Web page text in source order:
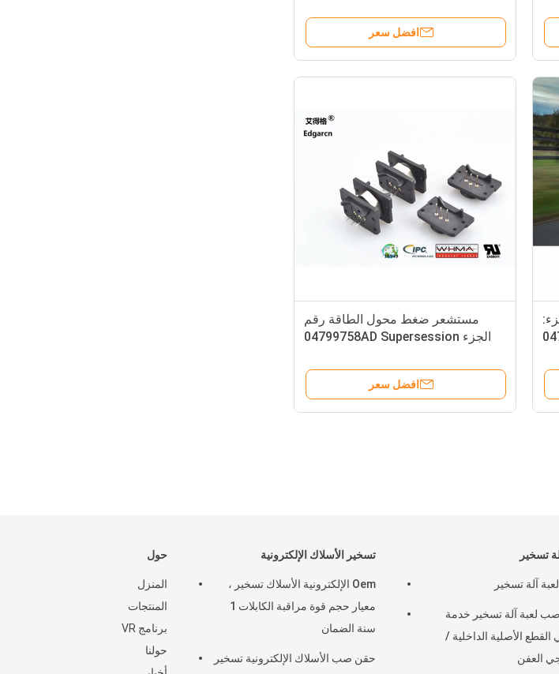
افضل سعر
مستشعر ضغط محول الطاقة رقم
الجزء 04799758AD Supersession
افضل سعر
حول
المنزل
المنتجات
برنامج VR
حولنا
تسخير الأسلاك الإلكترونية
Oem الإلكترونية الأسلاك تسخير ،
معيار حجم قوة مراقبة الكابلات 1
سنة الضمان
حقن صب الأسلاك الإلكترونية تسخير
تسخير
آلة تسخير
لعبة آلة تسخير خدمة
القطع الأصلية الداخلية /
العفن